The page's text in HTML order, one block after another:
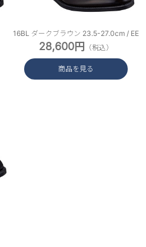
16BL ダークブラウン 23.5-27.0cm / EE
28,600円 （税込）
商品を見る